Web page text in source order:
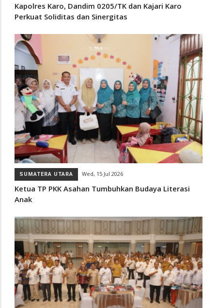
Kapolres Karo, Dandim 0205/TK dan Kajari Karo
Perkuat Soliditas dan Sinergitas
SUMATERA UTARA Wed, 15 Jul 2026
Ketua TP PKK Asahan Tumbuhkan Budaya Literasi
Anak